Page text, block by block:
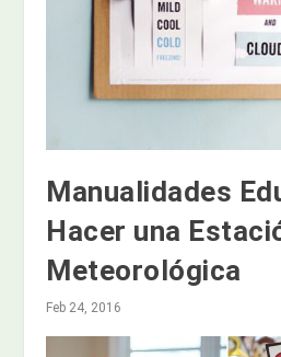
Manualidades
Hacer una
Meteorológica
Feb 24, 2016